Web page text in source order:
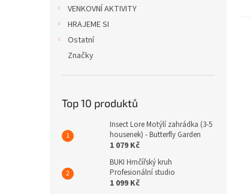
VENKOVNÍ AKTIVITY
HRAJEME SI
Ostatní
Značky
Top 10 produktů
Insect Lore Motýlí zahrádka (3-5
housenek) - Butterfly Garden
1 079 Kč
BUKI Hrnčířský kruh
Profesionální studio
1 099 Kč